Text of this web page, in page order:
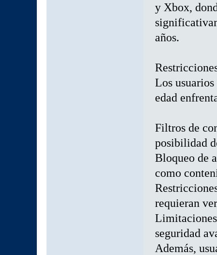
y Xbox,
años.
Los
edad
Filtros de
posibilidad
Bloqueo de
como
requieran
seguridad
Además,